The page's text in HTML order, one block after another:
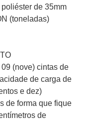
de 35mm
(toneladas)
(nove) cintas de
de carga de
e dez)
de forma que fique
de